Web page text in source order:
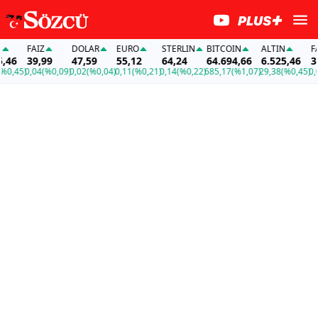
FAİZ
39,99
0,04(%0,09)
DOLAR
47,59
0,02(%0,04)
EURO
55,12
0,11(%0,21)
STERLIN
64,24
0,14(%0,22)
BITCOIN
64.694,66
685,17(%1,07)
ALTIN
6.525,46
29,38(%0,45)
FAİZ
0,04